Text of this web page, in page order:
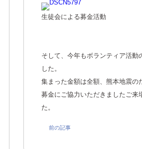
生徒会による募金活動
そして、今年もボランティア活
した。
集まった金額は全額、熊本地震の
募金にご協力いただきましたご来
た。
前の記事